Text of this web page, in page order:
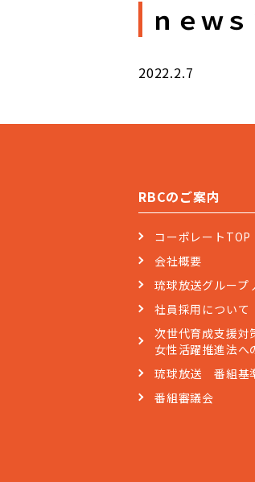
ｎｅｗ
2022.2.7
RBCのご案内
コーポレートTOP
会社概要
琉球放送グループ
社員採用について
次世代育成支援対
女性活躍推進法へ
琉球放送 番組基
番組審議会